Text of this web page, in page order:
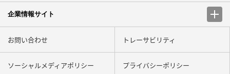
企業情報サイト
お問い合わせ トレーサビリティ
ソーシャルメディアポリシー プライバシーポリシー